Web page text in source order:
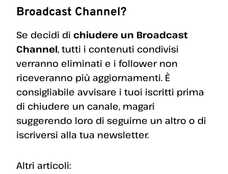
Broadcast Channel?
Se decidi di chiudere un Broadcast
Channel, tutti i contenuti condivisi
verranno eliminati e i follower non
riceveranno più aggiornamenti. È
consigliabile avvisare i tuoi iscritti prima
di chiudere un canale, magari
suggerendo loro di seguirne un altro o di
iscriversi alla tua newsletter.
Altri articoli: